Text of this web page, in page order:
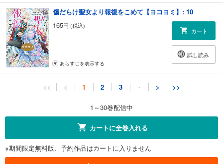
傷だらけ聖女より報復をこめて【ヨコヨミ】: 10
165円 (税込)
カート
試し読み
あらすじを表示する
傷だらけ聖女より報復をこめて【ヨコヨミ】: 11
傷だらけ聖女より報復をこめて【ヨコヨミ】: 12
<< < 1 2 3 ・ > >>
1～30巻配信中
カートに全巻入れる
※期間限定無料版、予約作品はカートに入りません